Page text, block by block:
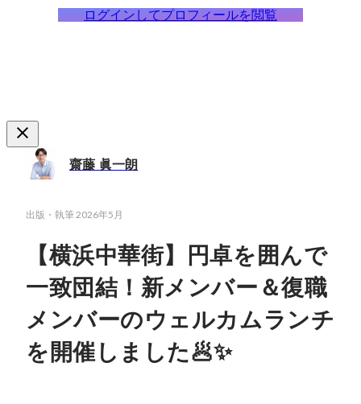
ログインしてプロフィールを閲覧
齋藤 眞一朗
出版・執筆2026年5月
【横浜中華街】円卓を囲んで
一致団結！新メンバー＆復職
メンバーのウェルカムランチ
を開催しました🥟✨